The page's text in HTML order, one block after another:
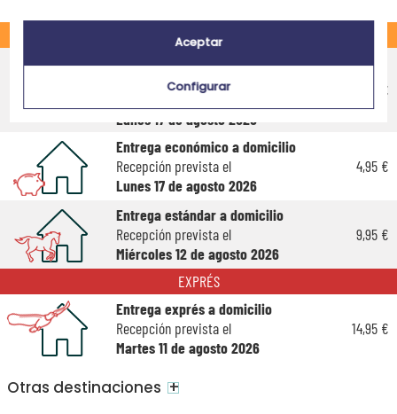
ESTÁNDAR
Recepción prevista el
Lunes 17 de agosto 2026
4,75 €
Entrega económico a domicilio
Recepción prevista el
Lunes 17 de agosto 2026
4,95 €
Entrega estándar a domicilio
Recepción prevista el
Miércoles 12 de agosto 2026
9,95 €
EXPRÉS
Entrega exprés a domicilio
Recepción prevista el
Martes 11 de agosto 2026
14,95 €
Otras destinaciones +
Aceptar
Configurar